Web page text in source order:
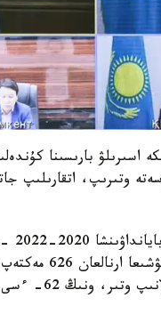
اسىرىلۋ بارىسىنا
وتىرىپ، اتقارىلىپ
بالاعا